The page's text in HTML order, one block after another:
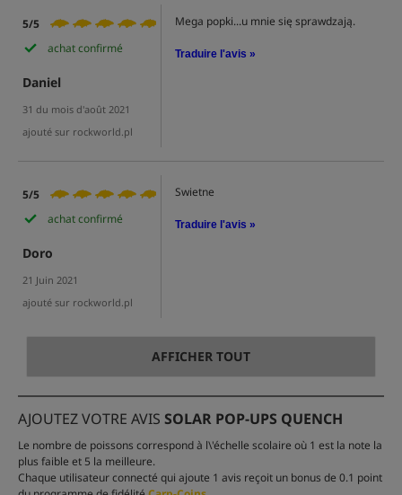
5/5
achat confirmé
Daniel
31 du mois d'août 2021
ajouté sur rockworld.pl
Mega popki...u mnie się sprawdzają.
Traduire l'avis »
5/5
achat confirmé
Doro
21 Juin 2021
ajouté sur rockworld.pl
Swietne
Traduire l'avis »
AFFICHER TOUT
AJOUTEZ VOTRE AVIS SOLAR POP-UPS QUENCH
Le nombre de poissons correspond à l\'échelle scolaire où 1 est la note la
plus faible et 5 la meilleure.
Chaque utilisateur connecté qui ajoute 1 avis reçoit un bonus de 0.1 point